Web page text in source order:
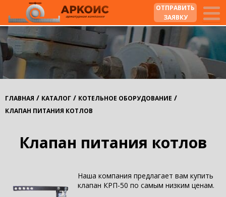
ОТПРАВИТЬ
ЗАЯВКУ
ГЛАВНАЯ / КАТАЛОГ / КОТЕЛЬНОЕ ОБОРУДОВАНИЕ /
КЛАПАН ПИТАНИЯ КОТЛОВ
Клапан питания котлов
Наша компания предлагает вам купить
клапан КРП-50 по самым низким ценам.